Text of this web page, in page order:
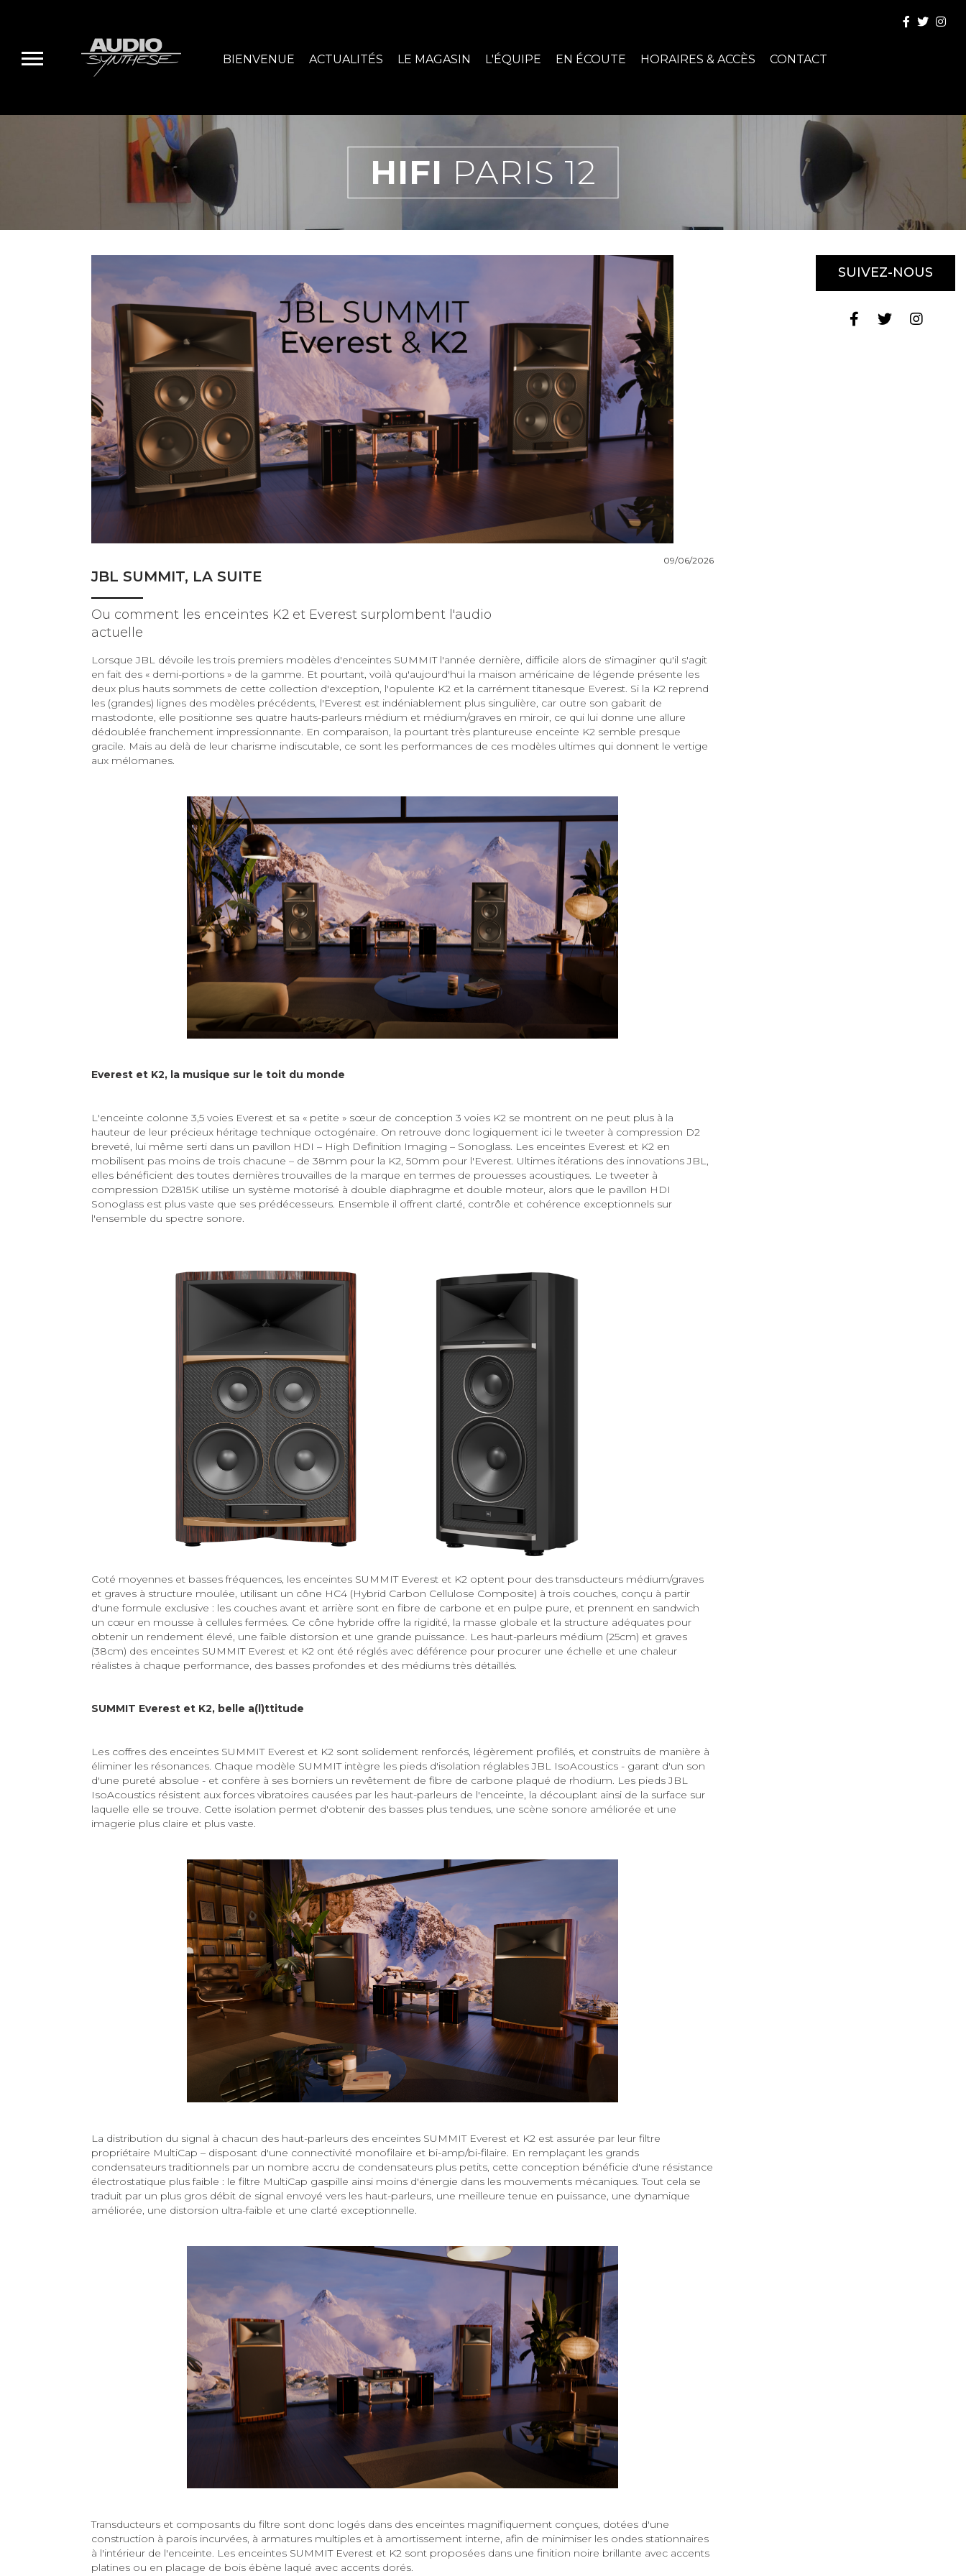
MAGASINS
BANCS D'ESSAI
COUPS DE COEUR
DOSSIERS
NOUS CONTACTER
BIENVENUE ACTUALITÉS LE MAGASIN L'ÉQUIPE EN ÉCOUTE HORAIRES & ACCÈS CONTACT
HIFI PARIS 12
JBL SUMMIT, LA SUITE
09/06/2026
Ou comment les enceintes K2 et Everest surplombent l'audio
actuelle
Lorsque JBL dévoile les trois premiers modèles d'enceintes SUMMIT l'année dernière, difficile alors de s'imaginer qu'il s'agit
en fait des « demi-portions » de la gamme. Et pourtant, voilà qu'aujourd'hui la maison américaine de légende présente les
deux plus hauts sommets de cette collection d'exception, l'opulente K2 et la carrément titanesque Everest. Si la K2 reprend
les (grandes) lignes des modèles précédents, l'Everest est indéniablement plus singulière, car outre son gabarit de
mastodonte, elle positionne ses quatre hauts-parleurs médium et médium/graves en miroir, ce qui lui donne une allure
dédoublée franchement impressionnante. En comparaison, la pourtant très plantureuse enceinte K2 semble presque
gracile. Mais au delà de leur charisme indiscutable, ce sont les performances de ces modèles ultimes qui donnent le vertige
aux mélomanes.
Everest et K2, la musique sur le toit du monde
L'enceinte colonne 3,5 voies Everest et sa « petite » sœur de conception 3 voies K2 se montrent on ne peut plus à la
hauteur de leur précieux héritage technique octogénaire. On retrouve donc logiquement ici le tweeter à compression D2
breveté, lui même serti dans un pavillon HDI – High Definition Imaging – Sonoglass. Les enceintes Everest et K2 en
mobilisent pas moins de trois chacune – de 38mm pour la K2, 50mm pour l'Everest. Ultimes itérations des innovations JBL,
elles bénéficient des toutes dernières trouvailles de la marque en termes de prouesses acoustiques. Le tweeter à
compression D2815K utilise un système motorisé à double diaphragme et double moteur, alors que le pavillon HDI
Sonoglass est plus vaste que ses prédécesseurs. Ensemble il offrent clarté, contrôle et cohérence exceptionnels sur
l'ensemble du spectre sonore.
Coté moyennes et basses fréquences, les enceintes SUMMIT Everest et K2 optent pour des transducteurs médium/graves
et graves à structure moulée, utilisant un cône HC4 (Hybrid Carbon Cellulose Composite) à trois couches, conçu à partir
d'une formule exclusive : les couches avant et arrière sont en fibre de carbone et en pulpe pure, et prennent en sandwich
un cœur en mousse à cellules fermées. Ce cône hybride offre la rigidité, la masse globale et la structure adéquates pour
obtenir un rendement élevé, une faible distorsion et une grande puissance. Les haut-parleurs médium (25cm) et graves
(38cm) des enceintes SUMMIT Everest et K2 ont été réglés avec déférence pour procurer une échelle et une chaleur
réalistes à chaque performance, des basses profondes et des médiums très détaillés.
SUMMIT Everest et K2, belle a(l)ttitude
Les coffres des enceintes SUMMIT Everest et K2 sont solidement renforcés, légèrement profilés, et construits de manière à
éliminer les résonances. Chaque modèle SUMMIT intègre les pieds d'isolation réglables JBL IsoAcoustics - garant d'un son
d'une pureté absolue - et confère à ses borniers un revêtement de fibre de carbone plaqué de rhodium. Les pieds JBL
IsoAcoustics résistent aux forces vibratoires causées par les haut-parleurs de l'enceinte, la découplant ainsi de la surface sur
laquelle elle se trouve. Cette isolation permet d'obtenir des basses plus tendues, une scène sonore améliorée et une
imagerie plus claire et plus vaste.
La distribution du signal à chacun des haut-parleurs des enceintes SUMMIT Everest et K2 est assurée par leur filtre
propriétaire MultiCap – disposant d'une connectivité monofilaire et bi-amp/bi-filaire. En remplaçant les grands
condensateurs traditionnels par un nombre accru de condensateurs plus petits, cette conception bénéficie d'une résistance
électrostatique plus faible : le filtre MultiCap gaspille ainsi moins d'énergie dans les mouvements mécaniques. Tout cela se
traduit par un plus gros débit de signal envoyé vers les haut-parleurs, une meilleure tenue en puissance, une dynamique
améliorée, une distorsion ultra-faible et une clarté exceptionnelle.
Transducteurs et composants du filtre sont donc logés dans des enceintes magnifiquement conçues, dotées d'une
construction à parois incurvées, à armatures multiples et à amortissement interne, afin de minimiser les ondes stationnaires
à l'intérieur de l'enceinte. Les enceintes SUMMIT Everest et K2 sont proposées dans une finition noire brillante avec accents
platines ou en placage de bois ébène laqué avec accents dorés.
SUIVEZ-NOUS